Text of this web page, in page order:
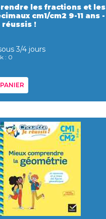
les fractions et les
cm1/cm2 9-11 ans -
!
3/4 jours
: 0